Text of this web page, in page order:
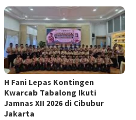
H Fani Lepas Kontingen
Kwarcab Tabalong Ikuti
Jamnas XII 2026 di Cibubur
Jakarta